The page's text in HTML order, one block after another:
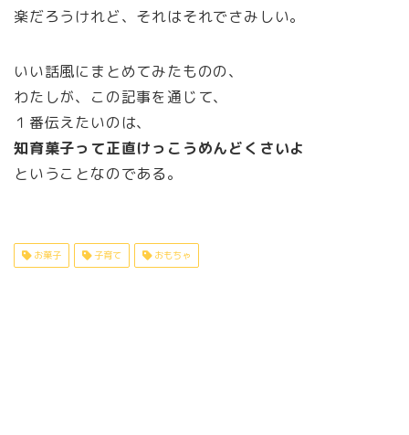
楽だろうけれど、それはそれでさみしい。
いい話風にまとめてみたものの、
わたしが、この記事を通じて、
１番伝えたいのは、
知育菓子って正直けっこうめんどくさいよ
ということなのである。
お菓子 子育て おもちゃ